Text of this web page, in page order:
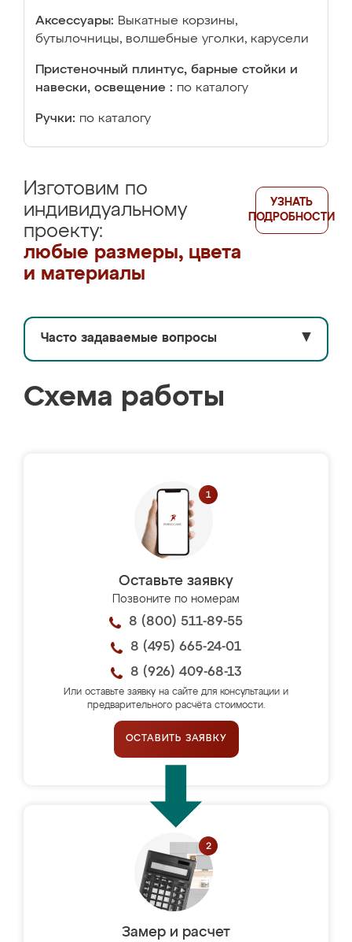
Аксессуары: Выкатные корзины,
бутылочницы, волшебные уголки, карусели
Пристеночный плинтус, барные стойки и
навески, освещение : по каталогу
Ручки: по каталогу
Изготовим по
индивидуальному
проекту:
любые размеры, цвета
и материалы
УЗНАТЬ
ПОДРОБНОСТИ
Часто задаваемые вопросы ▼
Схема работы
Оставьте заявку
Позвоните по номерам
8 (800) 511-89-55
8 (495) 665-24-01
8 (926) 409-68-13
Или оставьте заявку на сайте для консультации и
предварительного расчёта стоимости.
ОСТАВИТЬ ЗАЯВКУ
Замер и расчет